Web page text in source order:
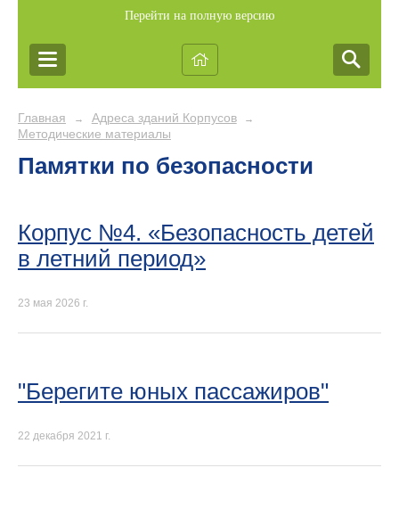
Перейти на полную версию
Главная → Адреса зданий Корпусов →
Методические материалы
Памятки по безопасности
Корпус №4. «Безопасность детей
в летний период»
23 мая 2026 г.
"Берегите юных пассажиров"
22 декабря 2021 г.